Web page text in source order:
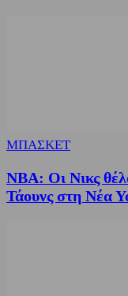
ΜΠΑΣΚΕΤ
NBA: Οι Νικς
Τάουνς στη Νέα